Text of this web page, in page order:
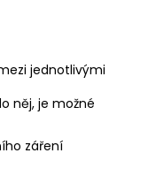
jednotlivými
něj, je možné
záření